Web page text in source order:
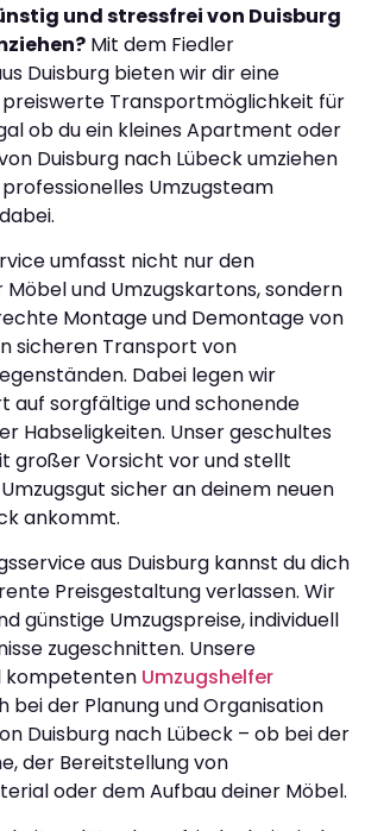
und stressfrei von Duisburg
Mit dem Fiedler
Duisburg bieten wir dir eine
preiswerte Transportmöglichkeit für
ob du ein kleines Apartment oder
Duisburg nach Lübeck umziehen
Umzugsteam
umfasst nicht nur den
und Umzugskartons, sondern
Montage und Demontage von
sicheren Transport von
Dabei legen wir
auf sorgfältige und schonende
Habseligkeiten. Unser geschultes
großer Vorsicht vor und stellt
sicher an deinem neuen
ankommt.
aus Duisburg kannst du dich
Preisgestaltung verlassen. Wir
günstige Umzugspreise, individuell
zugeschnitten. Unsere
kompetenten Umzugshelfer
bei der Planung und Organisation
Duisburg nach Lübeck – ob bei der
der Bereitstellung von
oder dem Aufbau deiner Möbel.